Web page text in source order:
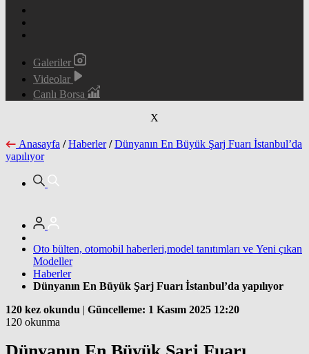
Galeriler
Videolar
Canlı Borsa
X
Anasayfa / Haberler / Dünyanın En Büyük Şarj Fuarı İstanbul’da
yapılıyor
Oto bülten, otomobil haberleri,model tanıtımları ve Yeni çıkan
Modeller
Haberler
Dünyanın En Büyük Şarj Fuarı İstanbul’da yapılıyor
120 kez okundu | Güncelleme: 1 Kasım 2025 12:20
120 okunma